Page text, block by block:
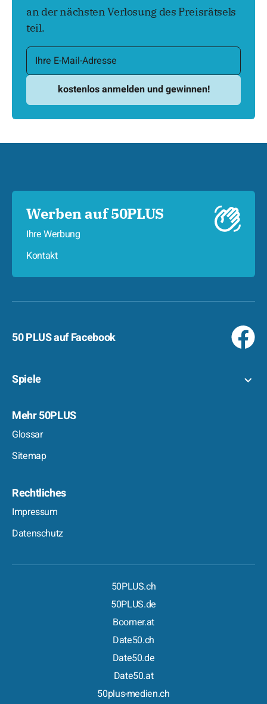
an der nächsten Verlosung des Preisrätsels
teil.
Werben auf 50PLUS
Ihre Werbung
Kontakt
50 PLUS auf Facebook
Spiele
Mehr 50PLUS
Glossar
Sitemap
Rechtliches
Impressum
Datenschutz
50PLUS.ch
50PLUS.de
Boomer.at
Date50.ch
Date50.de
Date50.at
50plus-medien.ch